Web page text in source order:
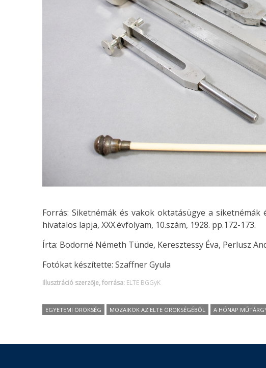
Forrás: Siketnémák és vakok oktatásügye a
hivatalos lapja, XXX.évfolyam, 10.szám, 1928. pp.172-173.
Írta: Bodorné Németh Tünde, Keresztessy Éva, Perlusz
Fotókat készítette: Szaffner Gyula
Illusztráció szerzője, forrása: ELTE BGGyK
EGYETEMI ÖRÖKSÉG MOZAIKOK AZ ELTE ÖRÖKSÉGÉBŐL A HÓNAP